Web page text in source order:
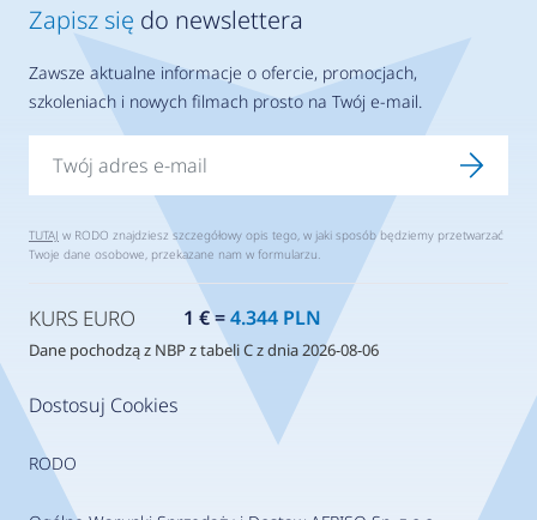
Dostosuj Cookies
RODO
Zapisz się do newslettera
Zawsze aktualne informacje o ofercie, promocjach,
szkoleniach i nowych filmach prosto na Twój e-mail.
TUTAJ w RODO znajdziesz szczegółowy opis tego, w jaki sposób będziemy przetwarzać
Twoje dane osobowe, przekazane nam w formularzu.
KURS EURO 1 € =4.344 PLN
Dane pochodzą z NBP z tabeli C z dnia 2026-08-06